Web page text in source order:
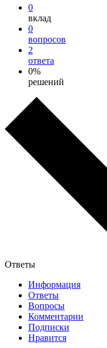
0
вклад
0
вопросов
2
ответа
0%
решений
Ответы
Информация
Ответы
Вопросы
Комментарии
Подписки
Нравится